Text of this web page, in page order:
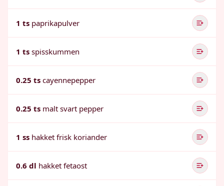
1 ts paprikapulver
1 ts spisskummen
0.25 ts cayennepepper
0.25 ts malt svart pepper
1 ss hakket frisk koriander
0.6 dl hakket fetaost